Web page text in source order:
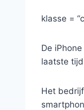
klasse =
De
laatste
Het